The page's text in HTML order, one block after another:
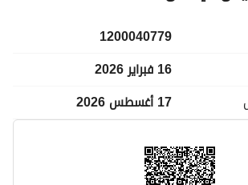
1200040779
16 فبراير 2026
17 أغسطس 2026